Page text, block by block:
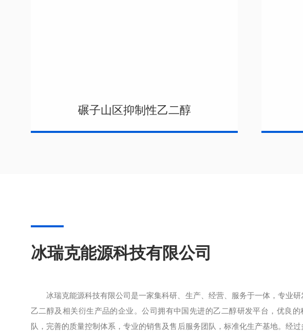
碾子山区抑制性乙二醇
冰瑞克能源科技有限公司
冰瑞克能源科技有限公司是一家集科研、生产、经营、服务于一体，专业研
乙二醇及相关衍生产品的企业。公司拥有中国先进的乙二醇研发平台，优良的
队，完善的质量控制体系，专业的销售及售后服务团队，标准化生产基地。经过